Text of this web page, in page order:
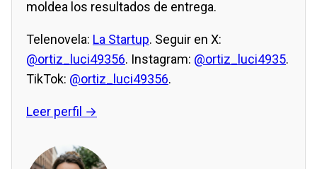
moldea los resultados de entrega.
Telenovela: La Startup. Seguir en X:
@ortiz_luci49356. Instagram: @ortiz_luci4935.
TikTok: @ortiz_luci49356.
Leer perfil →